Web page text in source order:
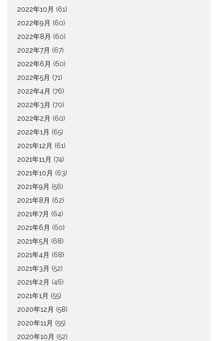
2022年10月 (61)
2022年9月 (60)
2022年8月 (60)
2022年7月 (67)
2022年6月 (60)
2022年5月 (71)
2022年4月 (76)
2022年3月 (70)
2022年2月 (60)
2022年1月 (65)
2021年12月 (61)
2021年11月 (74)
2021年10月 (63)
2021年9月 (56)
2021年8月 (62)
2021年7月 (64)
2021年6月 (60)
2021年5月 (68)
2021年4月 (68)
2021年3月 (52)
2021年2月 (46)
2021年1月 (55)
2020年12月 (58)
2020年11月 (55)
2020年10月 (52)